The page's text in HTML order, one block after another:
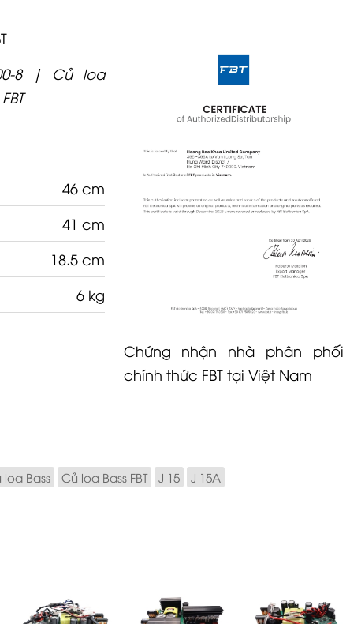
8 | Củ loa
46 cm
41 cm
18.5 cm
6 kg
Chứng nhận nhà phân phối
chính thức FBT tại Việt Nam
loa Bass Củ loa Bass FBT J 15 J 15A